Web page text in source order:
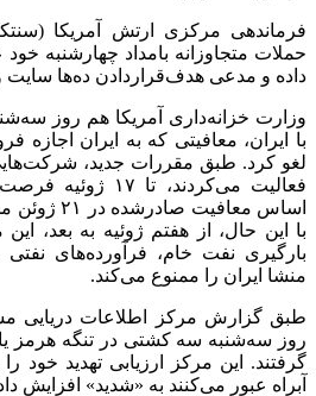
فرماندهی مرکزی ارتش آمریکا
حملات متجاوزانه بامداد چهارشنبه
داده و مدعی هدف‌قراردادن ده‌ها سایت
وزارت خزانه‌داری آمریکا هم روز
با ایران، معافیتی که به ایران اجازه
لغو کرد. طبق مقررات جدید،
فعالیت می‌کردند،
اساس
با این حال، از هفتم ژوئیه به بعد،
بارگیری نفت خام، فرآورده‌های
منشا ایران را ممنوع می‌کند.
طبق گزارش مرکز اطلاعات دریایی
روز سه‌شنبه سه کشتی در تنگه هرمز یا
گرفتند. این مرکز ارزیابی تهدید خود
آبراه عبور می‌کنند به «شدید» افزایش